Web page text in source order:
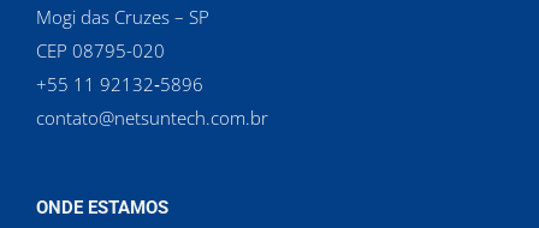
Mogi das Cruzes – SP
CEP 08795-020
‪+55 11 92132‑5896‬
contato@netsuntech.com.br
ONDE ESTAMOS